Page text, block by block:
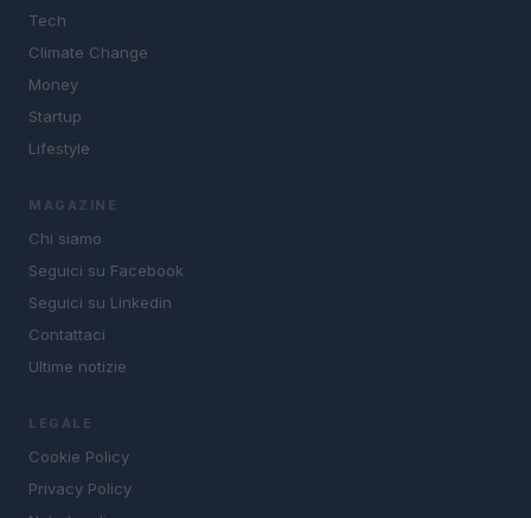
Tech
Climate Change
Money
Startup
Lifestyle
MAGAZINE
Chi siamo
Seguici su Facebook
Seguici su Linkedin
Contattaci
Ultime notizie
LEGALE
Cookie Policy
Privacy Policy